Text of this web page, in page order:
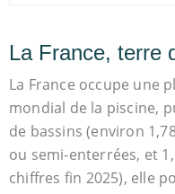
La France, terre
La France occupe une
mondial de la piscine,
de bassins (environ
ou semi-enterrées, et
chiffres fin 2025), elle